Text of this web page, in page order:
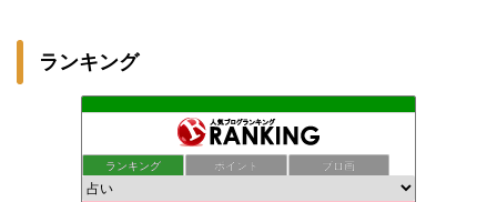
ランキング
ランキング ポイント ブロ画